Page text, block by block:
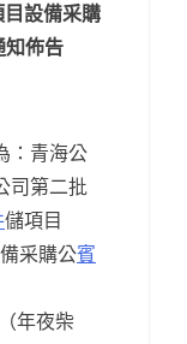
設備采購
知佈告
：青海公
司第二批
儲項目
采購公賓
年夜柴